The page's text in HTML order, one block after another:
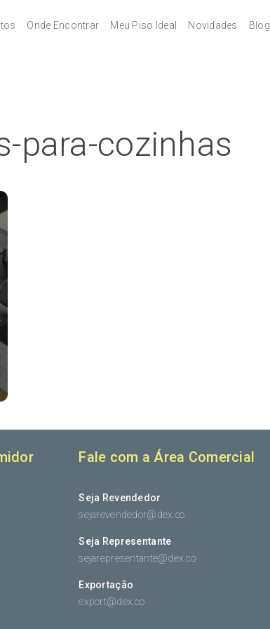
Onde Encontrar
Meu Piso Ideal Novidades Blog
para-cozinhas
Fale com a Área Comercial
Seja Revendedor
sejarevendedor@dex.co
Seja Representante
sejarepresentante@dex.co
Exportação
export@dex.co